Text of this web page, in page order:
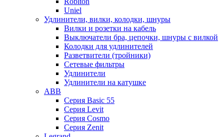
Uniel
Удлинители, вилки, колодки, шнуры
Вилки и розетки на кабель
Выключатели бра, цепочки, шнуры с вилкой
Колодки для удлинителей
Разветвители (тройники)
Сетевые фильтры
Удлинители
Удлинители на катушке
ABB
Серия Basic 55
Серия Levit
Серия Cosmo
Серия Zenit